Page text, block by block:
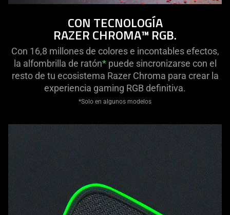
CON TECNOLOGÍA
RAZER CHROMA™ RGB.
Con 16,8 millones de colores e incontables efectos,
la alfombrilla de ratón*puede sincronizarse con el
resto de tu ecosistema Razer Chroma para crear la
experiencia gaming RGB definitiva.
*Solo en algunos modelos